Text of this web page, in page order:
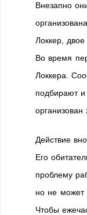
Внезапно
Локкер,
Во время
Локкера.
подбирают и
организован
Действие
Его
проблему
но не может
Чтобы